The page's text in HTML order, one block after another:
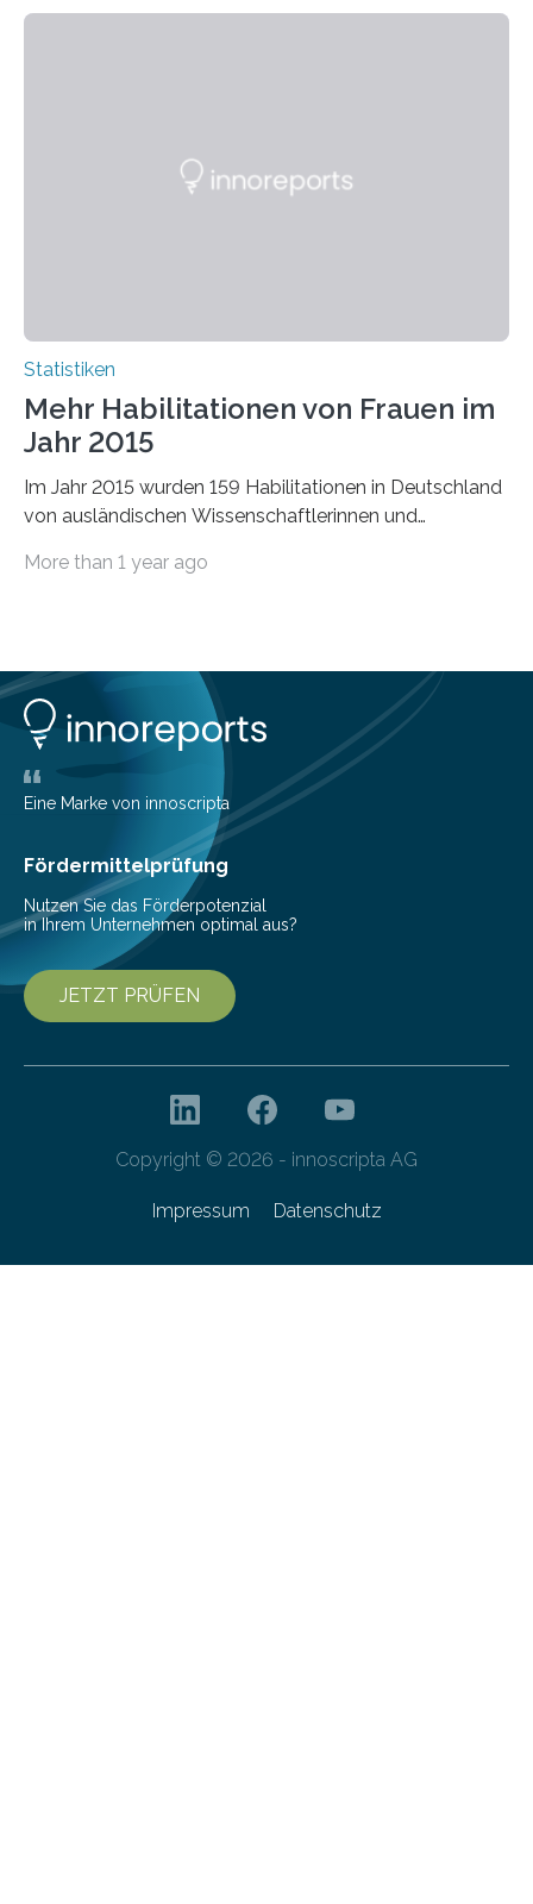
Statistiken
Mehr Habilitationen von Frauen im
Jahr 2015
Im Jahr 2015 wurden 159 Habilitationen in Deutschland
von ausländischen Wissenschaftlerinnen und
More than 1 year ago
Eine Marke von innoscripta
Fördermittelprüfung
Nutzen Sie das Förderpotenzial
in Ihrem Unternehmen optimal aus?
JETZT PRÜFEN
Copyright © 2026 - innoscripta AG
Impressum Datenschutz